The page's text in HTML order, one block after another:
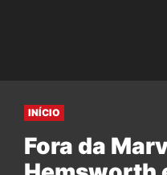
INÍCIO
Fora da